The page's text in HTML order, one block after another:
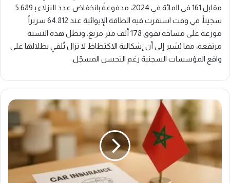
مقابل 161 في المائة في 2024، مدفوعةً بانخفاض عدد النزلاء بـ5.689
سجيناً، في وقت استقرت فيه الطاقة الإيوائية عند 64.812 سريراً
موزعة على مساحة تفوق 178 ألف متر مربع. وتظل هذه النسبة
مرتفعة، مما يُشير إلى أن إشكالية الاكتظاظ لا تزال تُلقي بظلالها على
واقع المؤسسات السجنية رغم التحسن المسجّل.
أرباح
التأمين
بالمغرب
بالمائة